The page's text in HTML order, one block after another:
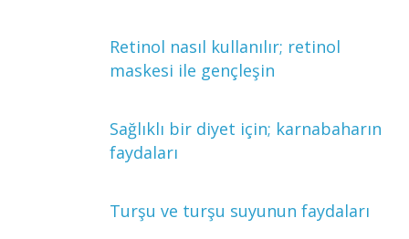
Retinol nasıl kullanılır; retinol
maskesi ile gençleşin
Sağlıklı bir diyet için; karnabaharın
faydaları
Turşu ve turşu suyunun faydaları